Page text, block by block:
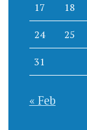
17 18
24 25
31
« Feb